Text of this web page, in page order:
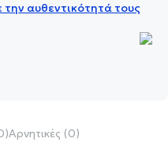
αυθεντικότητά τους
Αρνητικές (0)